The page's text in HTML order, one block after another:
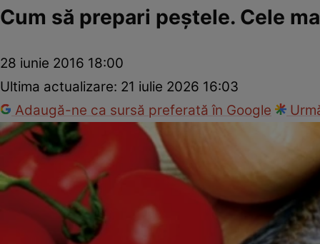
Cum să prepari peştele. Cele
28 iunie 2016 18:00
Ultima actualizare: 21 iulie 2026 16:03
Adaugă-ne ca sursă preferată în Google